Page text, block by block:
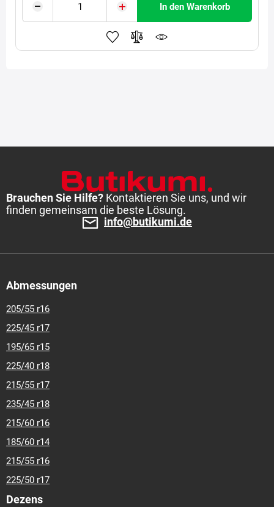
In den Warenkorb
Brauchen Sie Hilfe? Kontaktieren Sie uns, und wir
finden gemeinsam die beste Lösung.
info@butikumi.de
Abmessungen
205/55 r16
225/45 r17
195/65 r15
225/40 r18
215/55 r17
235/45 r18
215/60 r16
185/60 r14
215/55 r16
225/50 r17
Dezens